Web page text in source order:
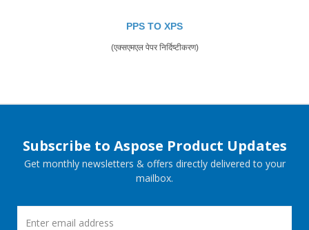
PPS TO XPS
(एक्सएमएल पेपर निर्दिष्टीकरण)
Subscribe to Aspose Product Updates
Get monthly newsletters & offers directly delivered to your
mailbox.